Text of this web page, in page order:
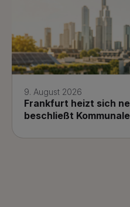
9. August 2026
Frankfurt heizt sich
beschließt